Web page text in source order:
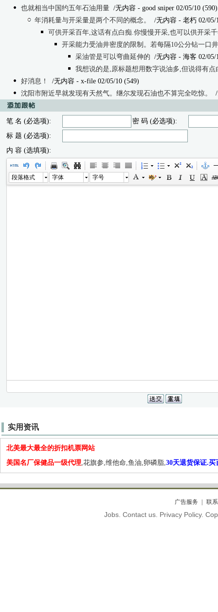
也就相当中国约五年石油用量 /无内容 - good sniper 02/05/10 (590)
年消耗量与开采量是两个不同的概念。
/无内容 - 老朽 02/05/
可供开采百年,这话有点白痴.你慢慢开采,也可以供开采
开采能力受油井密度的限制。若每隔10公分钻一口
采油管是可以弯曲延伸的 /无内容 - 海客 02/05/
我想说的是,原标题想用数字说油多,但说得有点
好消息！
/无内容 - x-file 02/05/10 (549)
沈阳市附近早就发现有天然气。继尔发现石油也不算完全吃惊。
笔 名 (必选项):
密 码 (必选项):
标 题 (必选项):
内 容 (选填项):
段落格式 字体 字号
实用资讯
北美最大最全的折扣机票网站
美国名厂保健品一级代理,花旗参,维他命,鱼油,卵磷脂,30天退货保证.买
广告服务 联
Jobs. Contact us. Privacy Policy.